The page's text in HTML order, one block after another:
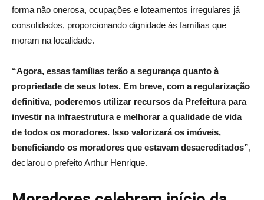
forma não onerosa, ocupações e loteamentos irregulares já
consolidados, proporcionando dignidade às famílias que
moram na localidade.
“Agora, essas famílias terão a segurança quanto à
propriedade de seus lotes. Em breve, com a regularização
definitiva, poderemos utilizar recursos da Prefeitura para
investir na infraestrutura e melhorar a qualidade de vida
de todos os moradores. Isso valorizará os imóveis,
beneficiando os moradores que estavam desacreditados”,
declarou o prefeito Arthur Henrique.